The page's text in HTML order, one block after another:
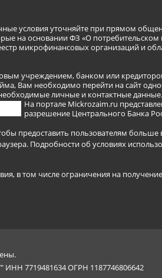
условия уточняйте при прямом
на основании ФЗ «О потребительском
микрофинансовых организаций и
учреждением, банком или
Вам необходимо перейти на сайт
личные и контактные
На портале Mickrozaim.ru
разрешение Центрального Банка
предоставить пользователям
Подробности об условиях
в том числе ограничения на
7719481634 ОГРН 1187746806642